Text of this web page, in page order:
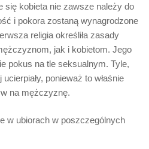
się kobieta nie zawsze należy do
i pokora zostaną wynagrodzone
religia określiła zasady
jak i kobietom. Jego
pokus na tle seksualnym. Tyle,
ponieważ to właśnie
na mężczyznę.
w ubiorach w poszczególnych